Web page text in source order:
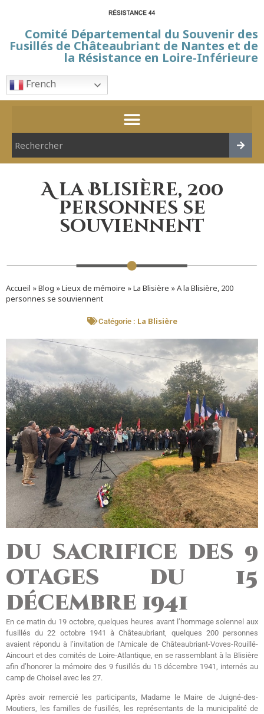
Comité Départemental du Souvenir des
Fusillés de Châteaubriant de Nantes et de
la Résistance en Loire-Inférieure
French
A la Blisière, 200
personnes se
souviennent
Accueil »Blog »Lieux de mémoire »La Blisière »A la Blisière, 200
personnes se souviennent
Catégorie : La Blisière
du sacrifice des 9
otages du 15
décembre 1941
En ce matin du 19 octobre, quelques heures avant l’hommage solennel aux
fusillés du 22 octobre 1941 à Châteaubriant, quelques 200 personnes
avaient répondu à l’invitation de l’Amicale de Châteaubriant-Voves-Rouillé-
Aincourt et des comités de Loire-Atlantique, en se rassemblant à la Blisière
afin d’honorer la mémoire des 9 fusillés du 15 décembre 1941, internés au
camp de Choisel avec les 27.
Après avoir remercié les participants, Madame le Maire de Juigné-des-
Moutiers, les familles de fusillés, les représentants de la municipalité de